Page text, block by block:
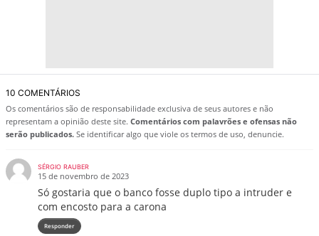
10 COMENTÁRIOS
Os comentários são de responsabilidade exclusiva de seus autores e não
representam a opinião deste site. Comentários com palavrões e ofensas não
serão publicados. Se identificar algo que viole os termos de uso, denuncie.
SÉRGIO RAUBER
15 de novembro de 2023
Só gostaria que o banco fosse duplo tipo a intruder e
com encosto para a carona
Responder